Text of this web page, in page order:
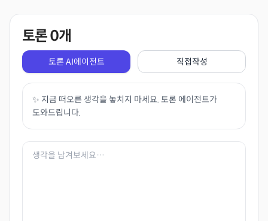
토론0개
토론 AI에이전트 직접작성
✨ 지금 떠오른 생각을 놓치지 마세요. 토론 에이전트가
도와드립니다.